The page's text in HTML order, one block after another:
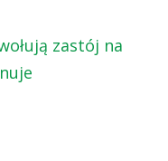
zastój na